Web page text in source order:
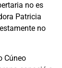
no es
Patricia
no
Cúneo